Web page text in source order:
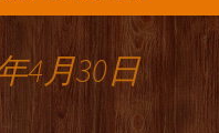
4月30日